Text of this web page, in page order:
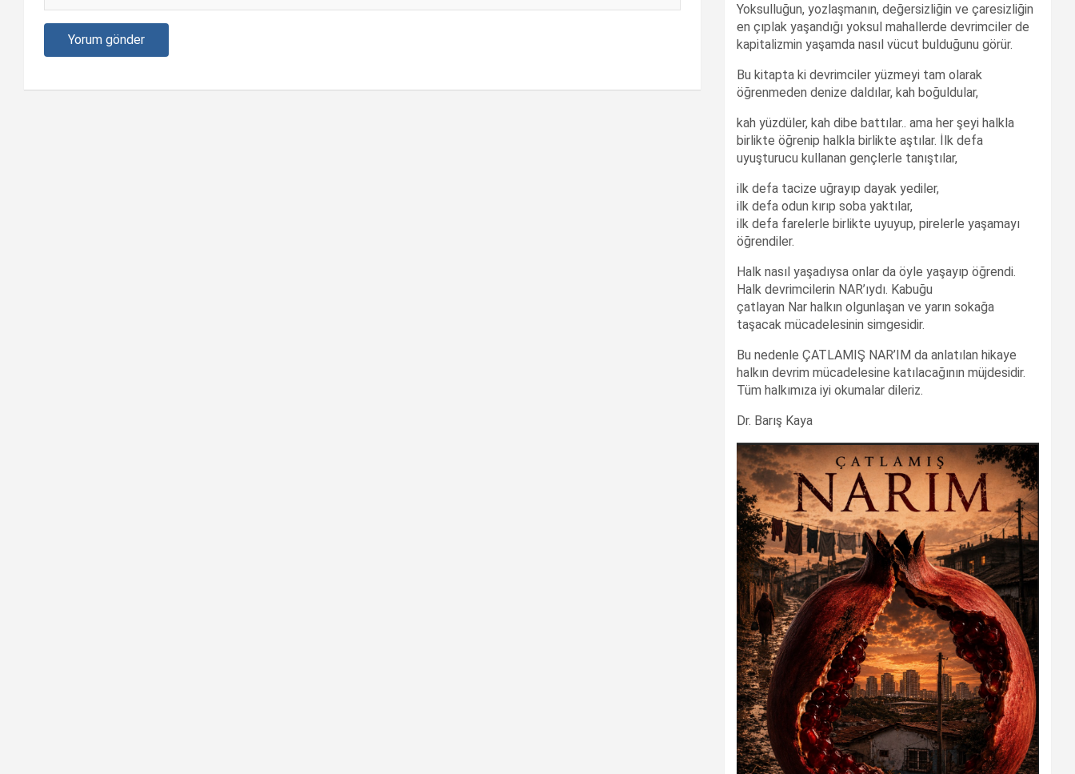
Yoksulluğun, yozlaşmanın, değersizliğin ve çaresizliğin
en çıplak yaşandığı yoksul mahallerde devrimciler de
kapitalizmin yaşamda nasıl vücut bulduğunu görür.
Bu kitapta ki devrimciler yüzmeyi tam olarak
öğrenmeden denize daldılar, kah boğuldular,
kah yüzdüler, kah dibe battılar.. ama her şeyi halkla
birlikte öğrenip halkla birlikte aştılar. İlk defa
uyuşturucu kullanan gençlerle tanıştılar,
ilk defa tacize uğrayıp dayak yediler,
ilk defa odun kırıp soba yaktılar,
ilk defa farelerle birlikte uyuyup, pirelerle yaşamayı
öğrendiler.
Halk nasıl yaşadıysa onlar da öyle yaşayıp öğrendi.
Halk devrimcilerin NAR’ıydı. Kabuğu
çatlayan Nar halkın olgunlaşan ve yarın sokağa
taşacak mücadelesinin simgesidir.
Bu nedenle ÇATLAMIŞ NAR’IM da anlatılan hikaye
halkın devrim mücadelesine katılacağının müjdesidir.
Tüm halkımıza iyi okumalar dileriz.
Dr. Barış Kaya